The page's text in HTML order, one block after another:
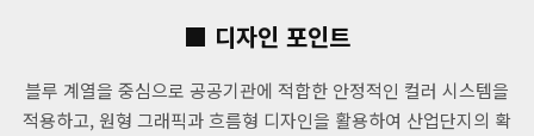
■ 디자인 포인트
블루 계열을 중심으로 공공기관에 적합한 안정적인 컬러 시스템을
적용하고, 원형 그래픽과 흐름형 디자인을 활용하여 산업단지의 확